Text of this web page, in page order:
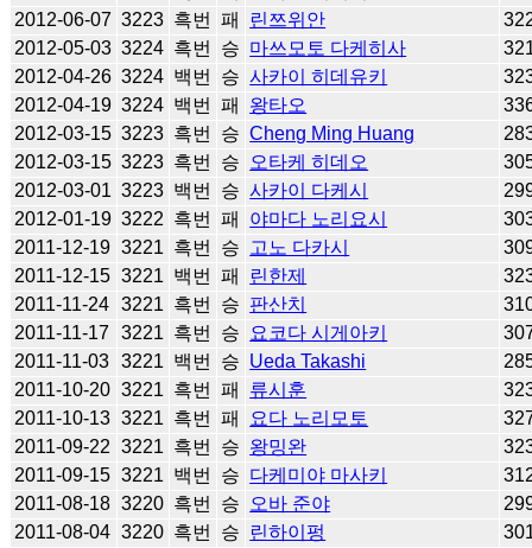
2012-06-07 3223 흑번 패 린쯔위안
2012-05-03 3224 흑번 승 마쓰모토 다케히사
2012-04-26 3224 백번 승 사카이 히데유키
2012-04-19 3224 백번 패 왕타오
2012-03-15 3223 흑번 승 Cheng Ming Huang
2012-03-15 3223 흑번 승 오타케 히데오
2012-03-01 3223 백번 승 사카이 다케시
2012-01-19 3222 흑번 패 야마다 노리요시
2011-12-19 3221 흑번 승 고노 다카시
2011-12-15 3221 백번 패 린한제
2011-11-24 3221 흑번 승 판산치
2011-11-17
3221 흑번 승 요코다 시게아키
2011-11-03 3221 백번 승 Ueda Takashi
2011-10-20 3221 흑번 패 류시훈
2011-10-13 3221 흑번 패 요다 노리모토
2011-09-22 3221 흑번 승 왕밍완
2011-09-15 3221 백번 승 다케미야 마사키
2011-08-18 3220 흑번 승 오바 준야
2011-08-04 3220 흑번 승 린하이펑